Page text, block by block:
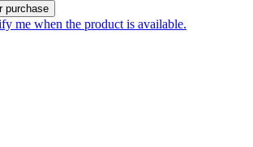
purchase
me when the product is available.